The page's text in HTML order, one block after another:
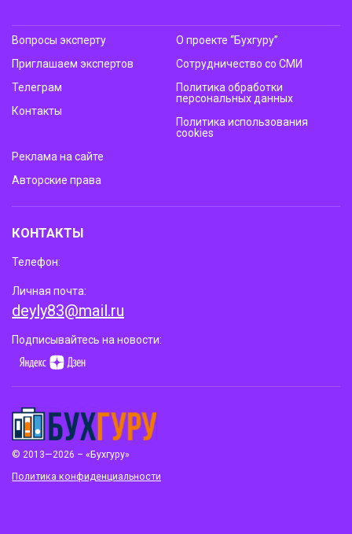
© 2013—2026 – «Бухгуру»
Политика конфиденциальности
Вопросы эксперту
Приглашаем экспертов
Телеграм
Контакты
О проекте “Бухгуру”
Сотрудничество со СМИ
Политика обработки
персональных данных
Политика использования
cookies
Реклама на сайте
Авторские права
КОНТАКТЫ
Телефон:
Личная почта:
deyly83@mail.ru
Подписывайтесь на новости: